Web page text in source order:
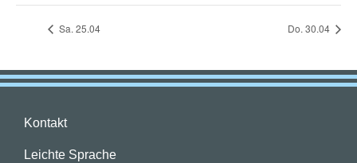
Sa. 25.04 Do. 30.04
Kontakt
Leichte Sprache